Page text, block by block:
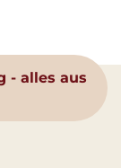
- alles aus